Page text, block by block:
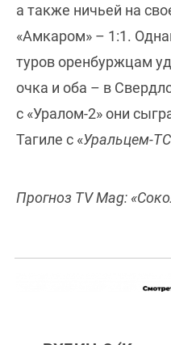
а также ничьей на
«Амкаром» – 1:1.
туров оренбуржцам
очка и оба – в
с «Уралом-2» они
Тагиле с «Уральцем-ТС
Прогноз TV Mag: